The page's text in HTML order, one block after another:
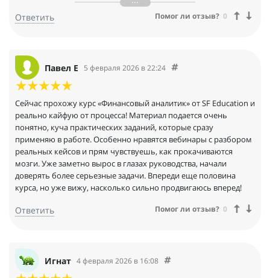
использовать его в своей работе!
Ответить Помог ли отзыв? 0
Павел Е 5 февраля 2026 в 22:24
Сейчас прохожу курс «Финансовый аналитик» от SF Education и
реально кайфую от процесса! Материал подается очень
понятно, куча практических заданий, которые сразу
применяю в работе. Особенно нравятся вебинары с разбором
реальных кейсов и прям чувствуешь, как прокачиваются
мозги. Уже заметно вырос в глазах руководства, начали
доверять более серьезные задачи. Впереди еще половина
курса, но уже вижу, насколько сильно продвигаюсь вперед!
Ответить Помог ли отзыв? 0
Игнат 4 февраля 2026 в 16:08